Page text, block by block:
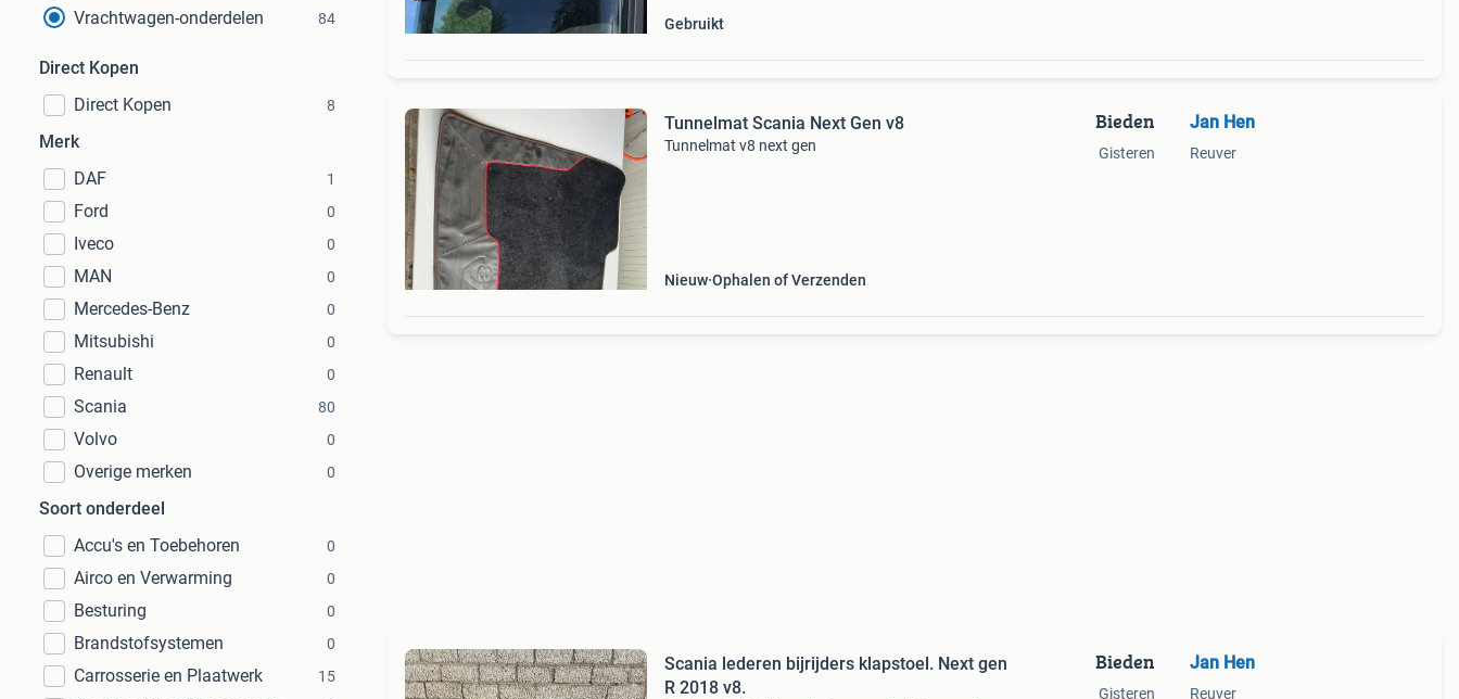
Vrachtwagen-onderdelen
84
Direct Kopen
Direct Kopen
8
Merk
DAF
1
Ford 0
Iveco 0
MAN 0
Mercedes-Benz 0
Mitsubishi 0
Renault 0
Scania 80
Volvo 0
Overige merken 0
Soort onderdeel
Accu's en Toebehoren
0
Airco en Verwarming 0
Besturing 0
Brandstofsystemen 0
Carrosserie en Plaatwerk 15
Gebruikt
Tunnelmat Scania Next Gen v8
Tunnelmat v8 next gen
Nieuw Ophalen of Verzenden
Bieden
Gisteren
Jan Hen
Reuver
Scania lederen bijrijders klapstoel. Next gen
R 2018 v8.
Bieden
Gisteren
Jan Hen
Reuver